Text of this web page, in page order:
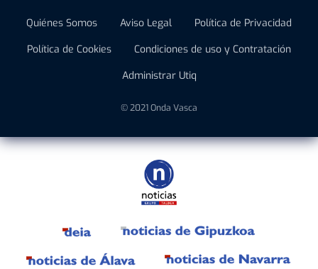
Quiénes Somos Aviso Legal
Política de Privacidad
Política de Cookies
Condiciones de uso y Contratación
Administrar Utiq
© 2021 Onda Vasca